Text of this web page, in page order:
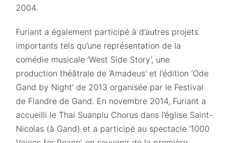
2004.
Furiant a également participé à d’autres projets
importants tels qu’une représentation de la
comédie musicale ‘West Side Story’, une
production théâtrale de ‘Amadeus’ et l’édition ‘Ode
Gand by Night’ de 2013 organisée par le Festival
de Flandre de Gand. En novembre 2014, Furiant a
accueilli le Thai Suanplu Chorus dans l’église Saint-
Nicolas (à Gand) et a participé au spectacle ‘1000